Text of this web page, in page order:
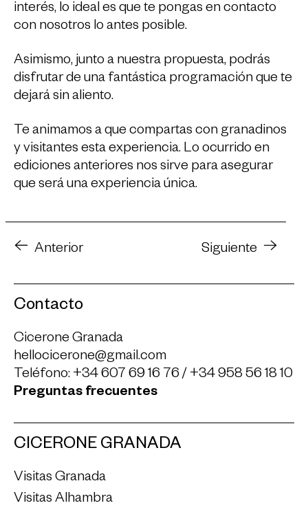
interés, lo ideal es que te pongas en contacto
con nosotros lo antes posible.
Asimismo, junto a nuestra propuesta, podrás
disfrutar de una fantástica programación que te
dejará sin aliento.
Te animamos a que compartas con granadinos
y visitantes esta experiencia. Lo ocurrido en
ediciones anteriores nos sirve para asegurar
que será una experiencia única.
Anterior Siguiente
Contacto
Cicerone Granada
hellocicerone@gmail.com
Teléfono: +34 607 69 16 76/ +34 958 56 18 10
Preguntas frecuentes
CICERONE GRANADA
Visitas Granada
Visitas Alhambra